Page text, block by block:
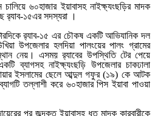
৬০হাজার ইয়াবাসহ নাইক্ষ্যংছড়ির মাদক
র‍্যাব-১৫এর সদস্যরা ।
র‌্যাব-১৫ এর চৌকষ একটি আভিযানিক দল
উপজেলার হলদিয়া পালংয়ের পালং গ্রামের
নেয়। এসময় র‌্যাবের উপস্থিতি টের পেয়ে
ব্যাগসহ নাইক্ষ্যংছড়ি উপজেলার চাকঢালা
ইসলামের ছেলে আব্দুল গফুর (১৯) কে আটক
তল্লাশী করে ৬০হাজার পিস ইয়াবা পাওয়া
পর জব্দকৃত ইয়াবাসহ ধৃত মাদক কারবারীকে